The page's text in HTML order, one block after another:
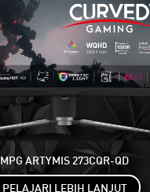
MPG ARTYMIS 273CQR-QD
PELAJARI LEBIH LANJUT